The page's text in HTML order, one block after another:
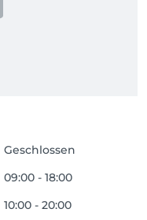
Geschlossen
09:00 - 18:00
10:00 - 20:00